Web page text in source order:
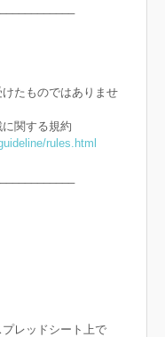
たものではありませ
関する規約
rules.html
レッドシート上で